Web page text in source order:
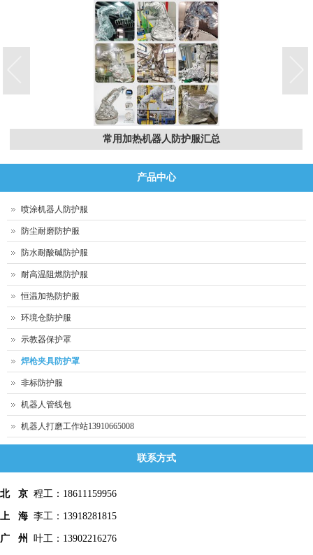
常用加热机器人防护服汇总
产品中心
喷涂机器人防护服
防尘耐磨防护服
防水耐酸碱防护服
耐高温阻燃防护服
恒温加热防护服
环境仓防护服
示教器保护罩
焊枪夹具防护罩
非标防护服
机器人管线包
机器人打磨工作站13910665008
联系方式
北 京 程工：18611159956
上 海 李工：13918281815
广 州 叶工：13902216276